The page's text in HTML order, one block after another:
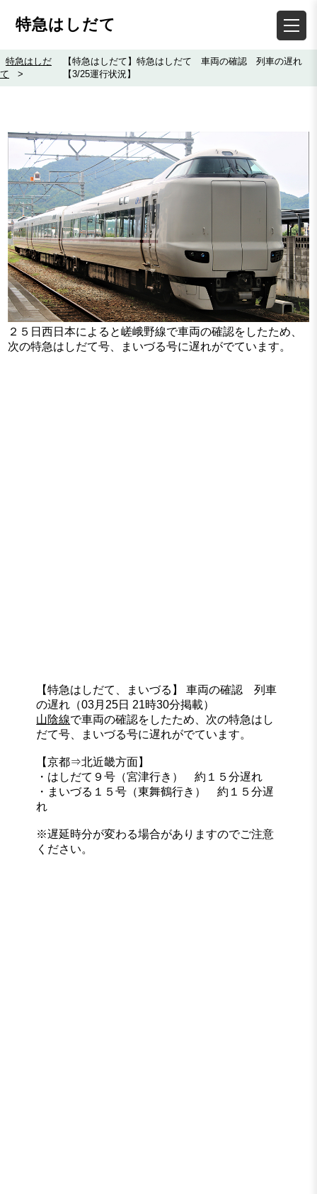
特急はしだて
特急はしだ
て
>
【特急はしだて】特急はしだて 車両の確認 列車の遅れ
【3/25運行状況】
２５日西日本によると嵯峨野線で車両の確認をしたため、
次の特急はしだて号、まいづる号に遅れがでています。
【特急はしだて、まいづる】 車両の確認 列車
の遅れ（03月25日 21時30分掲載）
山陰線で車両の確認をしたため、次の特急はし
だて号、まいづる号に遅れがでています。
【京都⇒北近畿方面】
・はしだて９号（宮津行き） 約１５分遅れ
・まいづる１５号（東舞鶴行き） 約１５分遅
れ
※遅延時分が変わる場合がありますのでご注意
ください。